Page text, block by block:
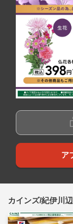
ア
カインズ/紀伊川